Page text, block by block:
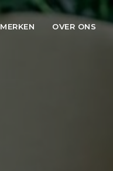
Skip to main content
MERKEN OVER ONS